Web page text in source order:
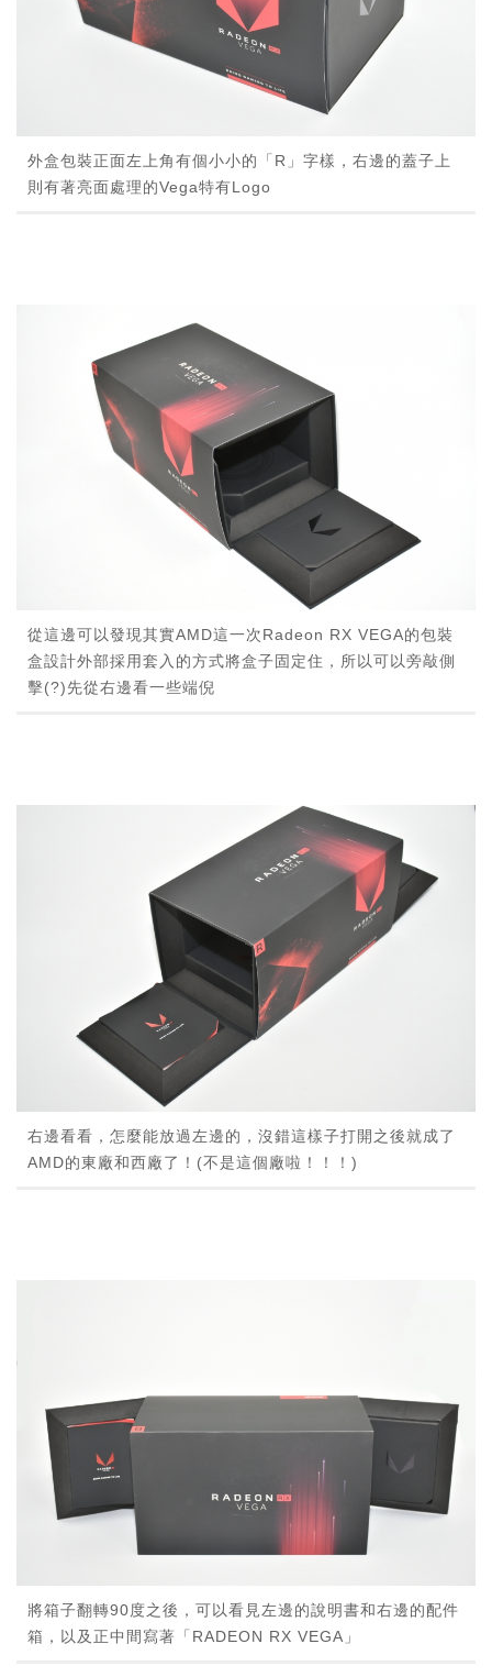
外盒包裝正面左上角有個小小的「R」字樣，右邊的蓋子上
則有著亮面處理的Vega特有Logo
從這邊可以發現其實AMD這一次Radeon RX VEGA的包裝
盒設計外部採用套入的方式將盒子固定住，所以可以旁敲側
擊(?)先從右邊看一些端倪
右邊看看，怎麼能放過左邊的，沒錯這樣子打開之後就成了
AMD的東廠和西廠了！(不是這個廠啦！！！)
將箱子翻轉90度之後，可以看見左邊的說明書和右邊的配件
箱，以及正中間寫著「RADEON RX VEGA」